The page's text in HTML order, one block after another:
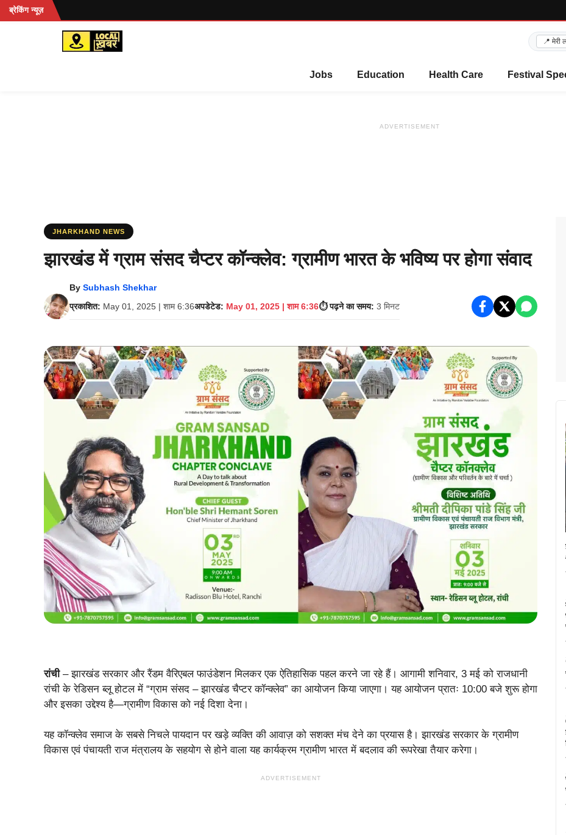
Skip
to
ब्रेकिंग न्यूज़
Jobs Education Health Care Festival
ADVERTISEMENT
JHARKHAND NEWS
झारखंड में ग्राम संसद चैप्टर कॉन्क्लेव: ग्रामीण भारत के भविष्य पर होगा संवाद
By Subhash Shekhar
प्रकाशित: May 01, 2025 | शाम 6:36अपडेटेड: May 01, 2025 | शाम 6:36⏱️ पढ़ने का समय: 3 मिनट
रांची– झारखंड सरकार और रैंडम वैरिएबल फाउंडेशन मिलकर एक ऐतिहासिक पहल करने जा रहे हैं। आगामी शनिवार, 3 मई को राजधानी
रांची के रेडिसन ब्लू होटल में “ग्राम संसद – झारखंड चैप्टर कॉन्क्लेव” का आयोजन किया जाएगा। यह आयोजन प्रातः 10:00 बजे शुरू होगा
और इसका उद्देश्य है—ग्रामीण विकास को नई दिशा देना।
यह कॉन्क्लेव समाज के सबसे निचले पायदान पर खड़े व्यक्ति की आवाज़ को सशक्त मंच देने का प्रयास है। झारखंड सरकार के ग्रामीण
विकास एवं पंचायती राज मंत्रालय के सहयोग से होने वाला यह कार्यक्रम ग्रामीण भारत में बदलाव की रूपरेखा तैयार करेगा।
ADVERTISEMENT